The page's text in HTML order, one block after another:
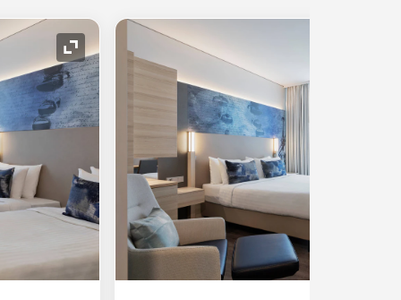
Symbol "Ausklappen"